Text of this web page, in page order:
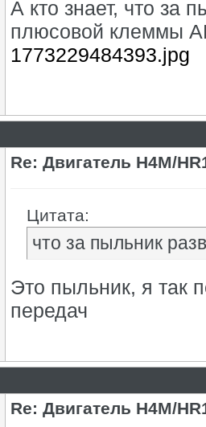
А кто знает, что за
плюсовой клеммы
1773229484393.jpg
Re: Двигатель H4M/
Цитата:
что за пыльник
Это пыльник, я так
передач
Re: Двигатель H4M/